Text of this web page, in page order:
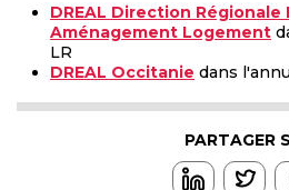
DREAL Direction
Aménagement Logement
LR
DREAL Occitanie dans
PARTAGER